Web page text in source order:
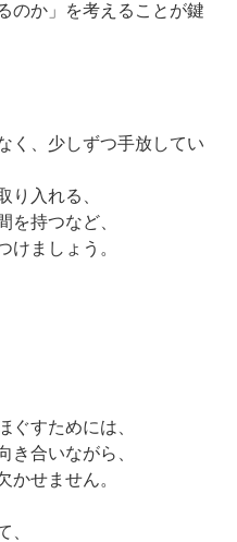
のか」を考えることが鍵
く、少しずつ手放してい
り入れる、
を持つなど、
けましょう。
ぐすためには、
き合いながら、
かせません。
、